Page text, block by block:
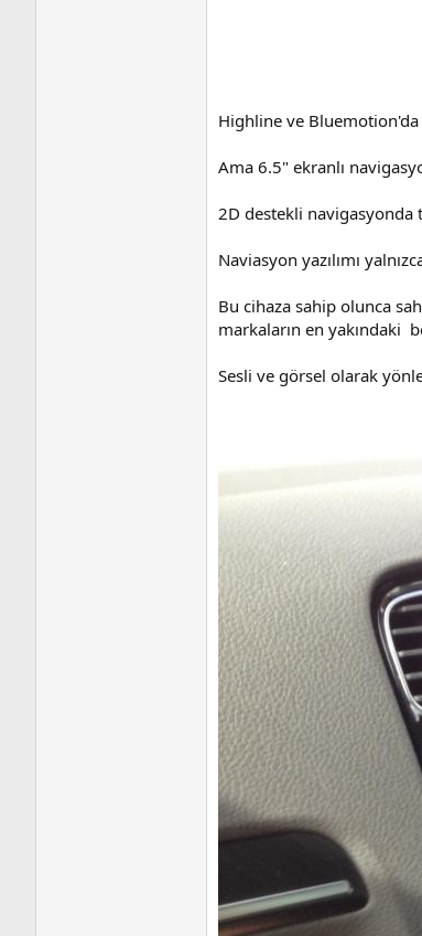
Highline ve
Ama 6.5" ekranlı
2D destekli
Naviasyon yazılımı
Bu cihaza sahip olunca
markaların en yakındaki
Sesli ve görsel olarak